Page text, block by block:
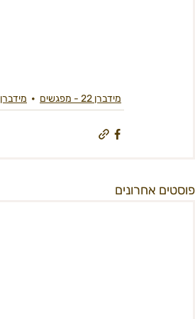
מידברן 22 - מפגשים מידברן 2022
פוסטים אחרונים